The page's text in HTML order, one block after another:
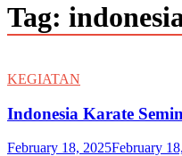
Tag:
KEGIATAN
Indonesia Karate
February 18, 2025February